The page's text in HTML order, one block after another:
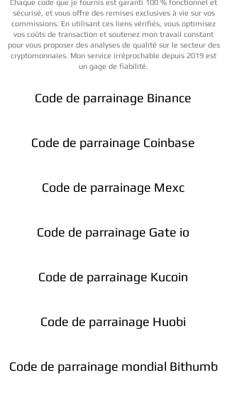
Chaque code que je fournis est garanti 100 % fonctionnel et
sécurisé, et vous offre des remises exclusives à vie sur vos
commissions. En utilisant ces liens vérifiés, vous optimisez
vos coûts de transaction et soutenez mon travail constant
pour vous proposer des analyses de qualité sur le secteur des
cryptomonnaies. Mon service irréprochable depuis 2019 est
un gage de fiabilité.
Code de parrainage Binance
Code de parrainage Coinbase
Code de parrainage Mexc
Code de parrainage Gate io
Code de parrainage Kucoin
Code de parrainage Huobi
Code de parrainage mondial Bithumb